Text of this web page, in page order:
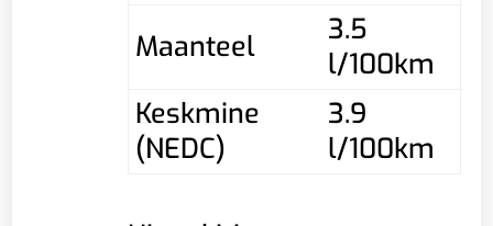
Maanteel
3.5
l/100km
Keskmine
(NEDC)
3.9
l/100km